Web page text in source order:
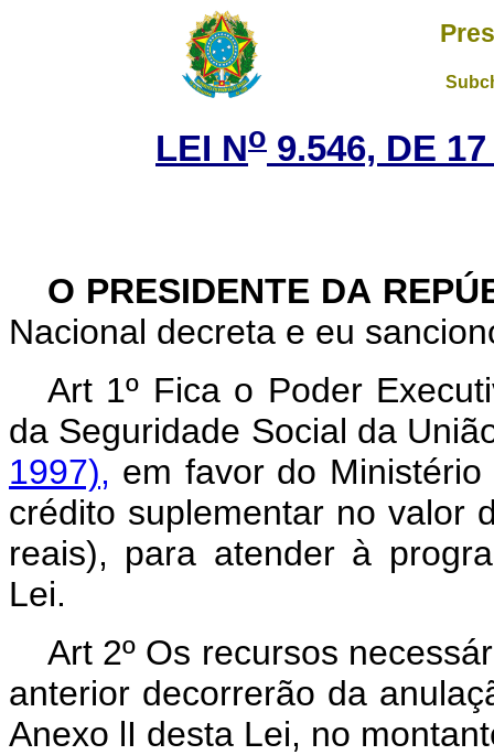
LEI No 9.546, DE
O PRESIDENTE DA
Nacional decreta e eu
Art 1º Fica o Poder
da Seguridade Social da
1997), em favor do
crédito suplementar no valor
reais), para atender à
Lei.
Art 2º Os recursos
anterior decorrerão da
Anexo lI desta Lei, no